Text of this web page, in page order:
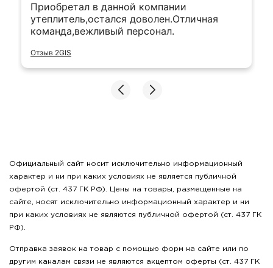
Приобретал в данной компании
утеплитель,остался доволен.Отличная
команда,вежливый персонал.
Отзыв 2GIS
Официальный сайт носит исключительно информационный
характер и ни при каких условиях не является публичной
офертой (ст. 437 ГК РФ). Цены на товары, размещенные на
сайте, носят исключительно информационный характер и ни
при каких условиях не являются публичной офертой (ст. 437 ГК
РФ).
Отправка заявок на товар с помощью форм на сайте или по
другим каналам связи не являются акцептом оферты (ст. 437 ГК